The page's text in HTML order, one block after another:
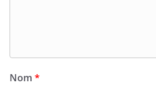
Nom *